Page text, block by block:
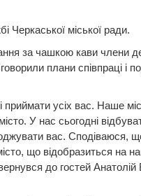
Черкаської міської ради.
за чашкою кави члени
плани співпраці і
усіх вас. Наше
У нас сьогодні
вас. Сподіваюся,
що відобразиться на
до гостей Анатолій